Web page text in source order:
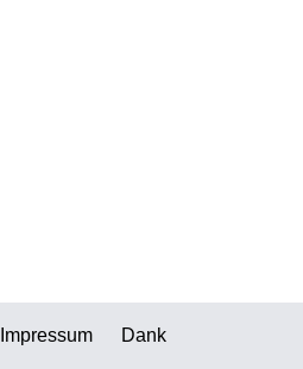
Impressum Dank